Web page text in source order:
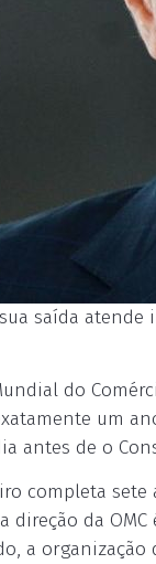
saída
do
um
antes de o
completa
direção da
a